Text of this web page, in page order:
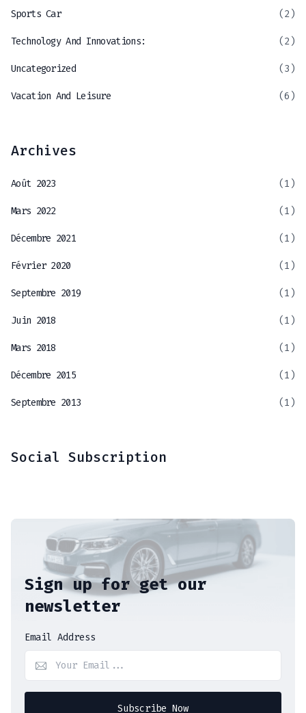
Sports Car (2)
Technology And Innovations: (2)
Uncategorized (3)
Vacation And Leisure (6)
Archives
Août 2023 (1)
Mars 2022 (1)
Décembre 2021 (1)
Février 2020 (1)
Septembre 2019 (1)
Juin 2018 (1)
Mars 2018 (1)
Décembre 2015 (1)
Septembre 2013 (1)
Social Subscription
Sign up for get our
newsletter
Email Address
Subscribe Now